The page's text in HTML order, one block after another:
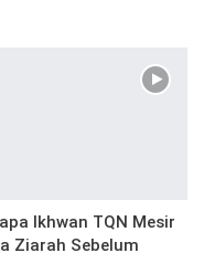
Ikhwan TQN Mesir
Ziarah Sebelum